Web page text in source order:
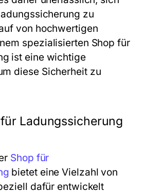
zu
von hochwertigen
spezialisierten Shop für
ist eine wichtige
diese Sicherheit zu
Ladungssicherung
Shop für
bietet eine Vielzahl von
dafür entwickelt